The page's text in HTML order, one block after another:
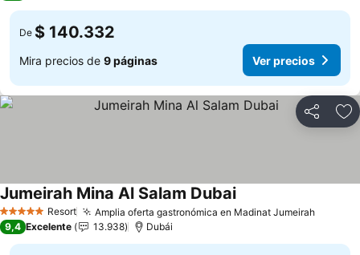
De $ 140.332
Mira precios de 9 páginas Ver precios
Compartir
5 Estrellas Resort Amplia oferta gastronómica en Madinat JumeirahVer
Jumeirah Mina Al Salam DubaiVer precios
9,4 Excelente 13.938 Dubái